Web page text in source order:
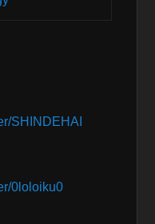
SHINDEHAI
0loloiku0